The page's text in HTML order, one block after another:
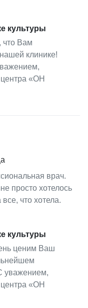
культуры
что Вам
клинике!
«ОН
врач.
просто хотелось
что хотела.
культуры
ценим Ваш
уважением,
«ОН